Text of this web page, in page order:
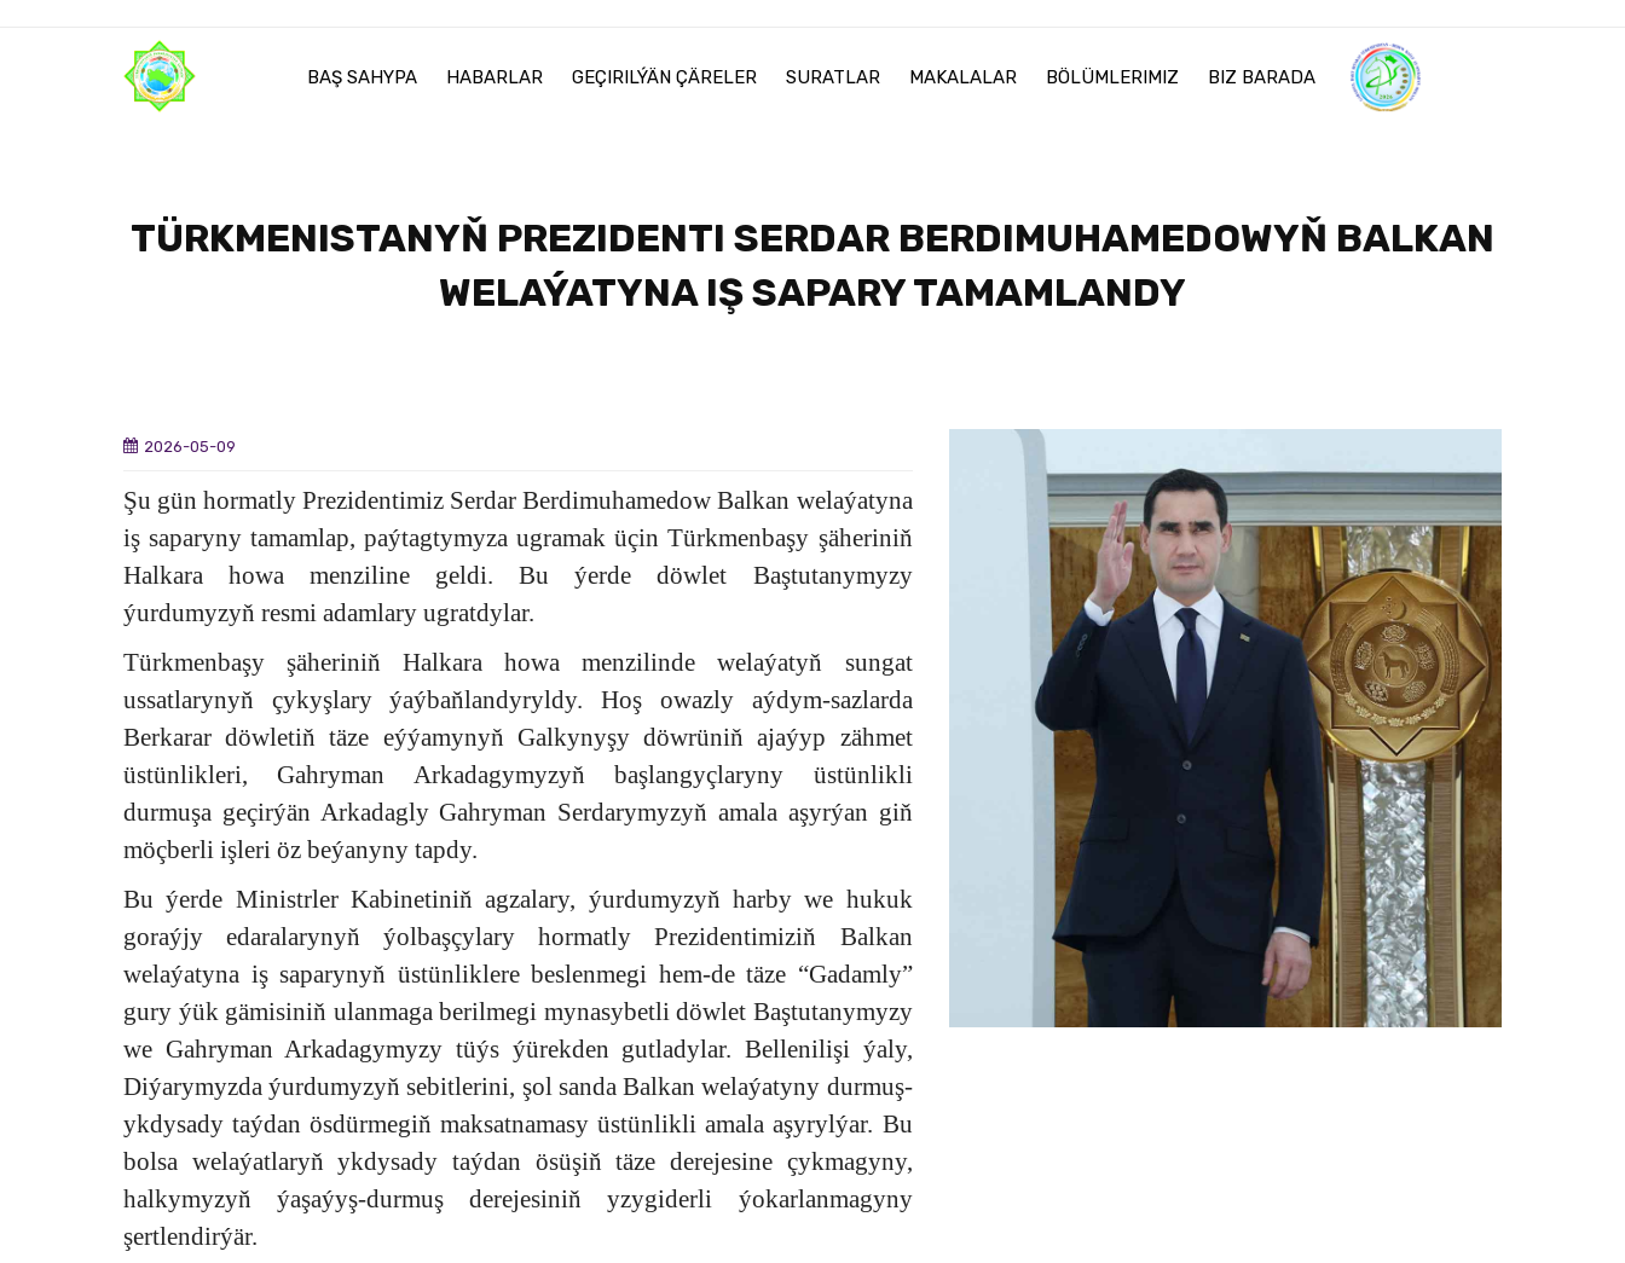
BAŞ SAHYPA HABARLAR GEÇIRILÝÄN ÇÄRELER SURATLAR MAKALALAR BÖLÜMLERIMIZ BIZ BARADA
TÜRKMENISTANYŇ PREZIDENTI SERDAR BERDIMUHAMEDOWYŇ BALKAN
WELAÝATYNA IŞ SAPARY TAMAMLANDY
2026-05-09
Şu gün hormatly Prezidentimiz Serdar Berdimuhamedow Balkan welaýatyna
iş saparyny tamamlap, paýtagtymyza ugramak üçin Türkmenbaşy şäheriniň
Halkara howa menziline geldi. Bu ýerde döwlet Baştutanymyzy
ýurdumyzyň resmi adamlary ugratdylar.
Türkmenbaşy şäheriniň Halkara howa menzilinde welaýatyň sungat
ussatlarynyň çykyşlary ýaýbaňlandyryldy. Hoş owazly aýdym-sazlarda
Berkarar döwletiň täze eýýamynyň Galkynyşy döwrüniň ajaýyp zähmet
üstünlikleri, Gahryman Arkadagymyzyň başlangyçlaryny üstünlikli
durmuşa geçirýän Arkadagly Gahryman Serdarymyzyň amala aşyrýan giň
möçberli işleri öz beýanyny tapdy.
Bu ýerde Ministrler Kabinetiniň agzalary, ýurdumyzyň harby we hukuk
goraýjy edaralarynyň ýolbaşçylary hormatly Prezidentimiziň Balkan
welaýatyna iş saparynyň üstünliklere beslenmegi hem-de täze “Gadamly”
gury ýük gämisiniň ulanmaga berilmegi mynasybetli döwlet Baştutanymyzy
we Gahryman Arkadagymyzy tüýs ýürekden gutladylar. Bellenilişi ýaly,
Diýarymyzda ýurdumyzyň sebitlerini, şol sanda Balkan welaýatyny durmuş-
ykdysady taýdan ösdürmegiň maksatnamasy üstünlikli amala aşyrylýar. Bu
bolsa welaýatlaryň ykdysady taýdan ösüşiň täze derejesine çykmagyny,
halkymyzyň ýaşaýyş-durmuş derejesiniň yzygiderli ýokarlanmagyny
şertlendirýär.